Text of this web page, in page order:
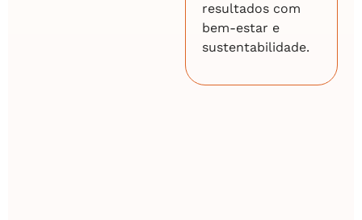
resultados com
bem-estar e
sustentabilidade.